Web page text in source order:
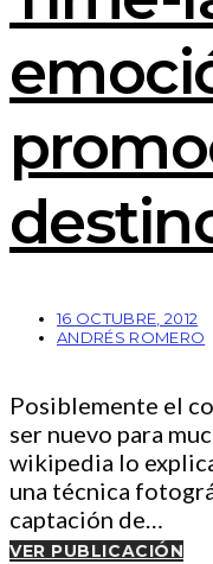
16 OCTUBRE, 2012
ANDRÉS ROMERO
Posiblemente el
ser nuevo para
wikipedia lo
una técnica
captación de…
VER PUBLICACIÓN